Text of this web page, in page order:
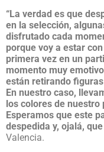
“La verdad es que
en la selección,
disfrutado cada
porque voy a estar
primera vez en un
momento muy
están retirando
En nuestro caso,
los colores de
Esperamos que este
despedida y, ojalá,
Valencia.